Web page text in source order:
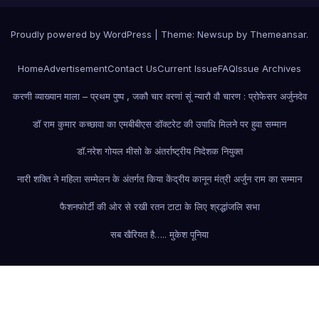
Proudly powered by WordPress Theme: Newsup by Themeansar.
HomeAdvertisementContact UsCurrent IssueFAQIssue Archives
करणी व्याख्यान माला – प्रथम पुष्प , जकौ चार वरणां सूं न्यारौ वौ चारण : प्रोफेसर अर्जुनदेव
डॉ राम कुमार कच्छावा का एमबीबीएस डॉक्टरेट की उपाधि मिलने पर हुवा सम्मान
डॉ.नरेश गोयल मीसो के अंतर्राष्ट्रीय निदेशक नियुक्त
नारी शक्ति ने महिला सम्मेलन के अंतर्गत किया केंद्रीय कानून मंत्री अर्जुन राम का सम्मान
फैशनफोर्टी की ओर से रखी रतन टाटा के लिए श्रद्धांजलि सभा
सब खैरियत है….. मुकेश पूनिया